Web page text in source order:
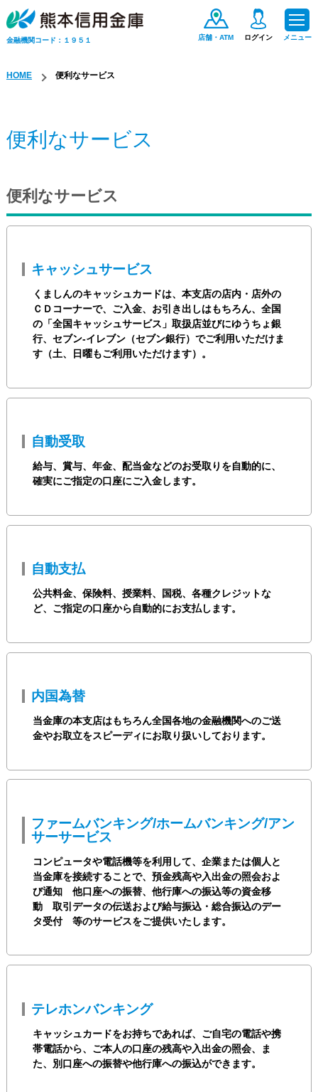
金融機関コード：１９５１ 店舗・ATM ログイン メニュー
お金をかりる
保険商品
ログイン
HOME 便利なサービス
便利なサービス
便利なサービス
キャッシュサービス
くましんのキャッシュカードは、本支店の店内・店外の
ＣＤコーナーで、ご入金、お引き出しはもちろん、全国
の「全国キャッシュサービス」取扱店並びにゆうちょ銀
行、セブン-イレブン（セブン銀行）でご利用いただけま
す（土、日曜もご利用いただけます）。
自動受取
給与、賞与、年金、配当金などのお受取りを自動的に、
確実にご指定の口座にご入金します。
自動支払
公共料金、保険料、授業料、国税、各種クレジットな
ど、ご指定の口座から自動的にお支払します。
内国為替
当金庫の本支店はもちろん全国各地の金融機関へのご送
金やお取立をスピーディにお取り扱いしております。
ファームバンキング/ホームバンキング/アン
サーサービス
コンピュータや電話機等を利用して、企業または個人と
当金庫を接続することで、預金残高や入出金の照会およ
び通知 他口座への振替、他行庫への振込等の資金移
動 取引データの伝送および給与振込・総合振込のデー
タ受付 等のサービスをご提供いたします。
テレホンバンキング
キャッシュカードをお持ちであれば、ご自宅の電話や携
帯電話から、ご本人の口座の残高や入出金の照会、ま
た、別口座への振替や他行庫への振込ができます。